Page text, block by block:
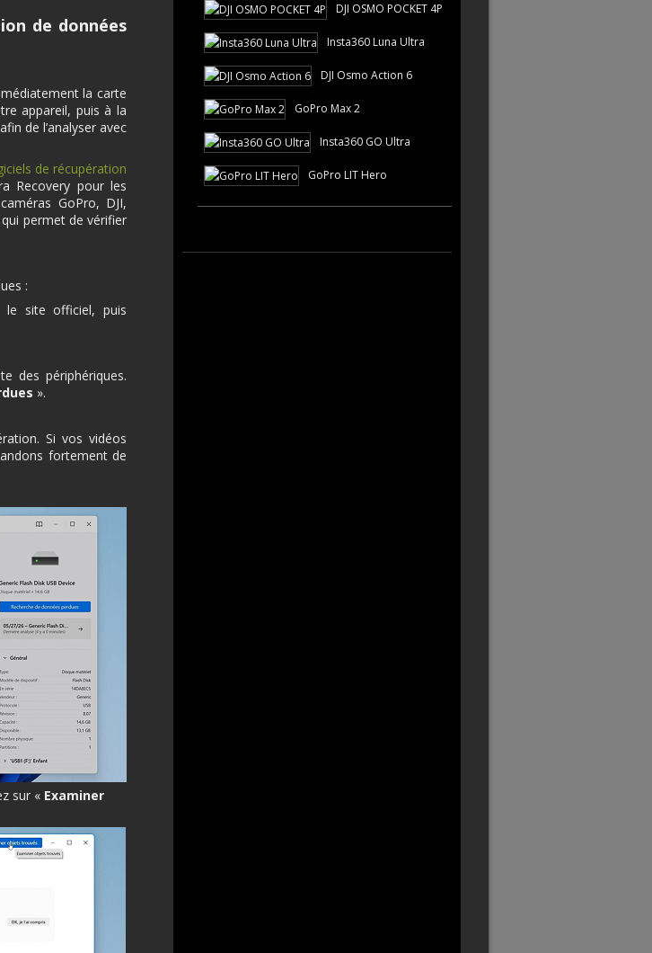
de données
la carte
appareil, puis à la
de l’analyser avec
de récupération
Recovery pour les
GoPro, DJI,
permet de vérifier
:
site officiel, puis
des périphériques.
».
Si vos vidéos
fortement de
sur « Examiner
DJI OSMO POCKET 4P
Insta360 Luna Ultra
DJI Osmo Action 6
GoPro Max 2
Insta360 GO Ultra
GoPro LIT Hero